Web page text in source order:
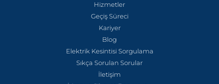
Hizmetler
Geçiş Süreci
Kariyer
Blog
Elektrik Kesintisi Sorgulama
Sıkça Sorulan Sorular
İletişim